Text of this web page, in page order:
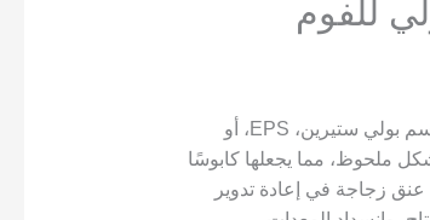
للفوم
في صناعة إعادة تدوير البلاستيك، تشكل رغوة البلاستيك (المعروفة أيضًا باسم بولي ستيرين، EPS، أو
ملحوظ، مما يجعلها كابوسًا
زجاجة في إعادة تدوير